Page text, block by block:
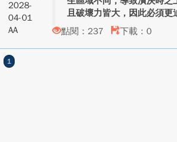
2028-
04-01
AA
且破壞力皆大，因此必須更
點閱：237
下載：0
1